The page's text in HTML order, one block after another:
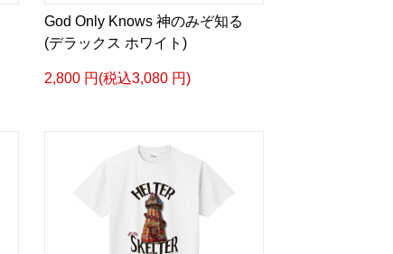
God Only Knows 神のみぞ知る
(デラックス ホワイト)
2,800 円(税込3,080 円)